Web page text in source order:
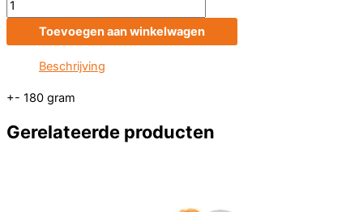
mosselen
aantal
Toevoegen aan winkelwagen
Beschrijving
+- 180 gram
Gerelateerde producten